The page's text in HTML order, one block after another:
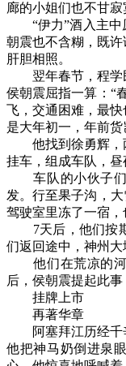
廊的小姐们也不甘寂
“伊力”酒入主中
朝震也不含糊，既许
肝胆相照。
翌年春节，程学民
侯朝震屈指一算：“
飞，交通困难，最
是大年初一，年前货
他找到徐勇辉，
挂车，组成车队，昼
车队的小伙子们
发。行至果子沟，
驾驶室里冻了一宿，
7天后，他们按期
们返回途中，神州
他们在荒凉的河
后，侯朝震提起此事
挂牌上市
再著华章
阿塞拜江历经千辛
他把神马奶倒进泉